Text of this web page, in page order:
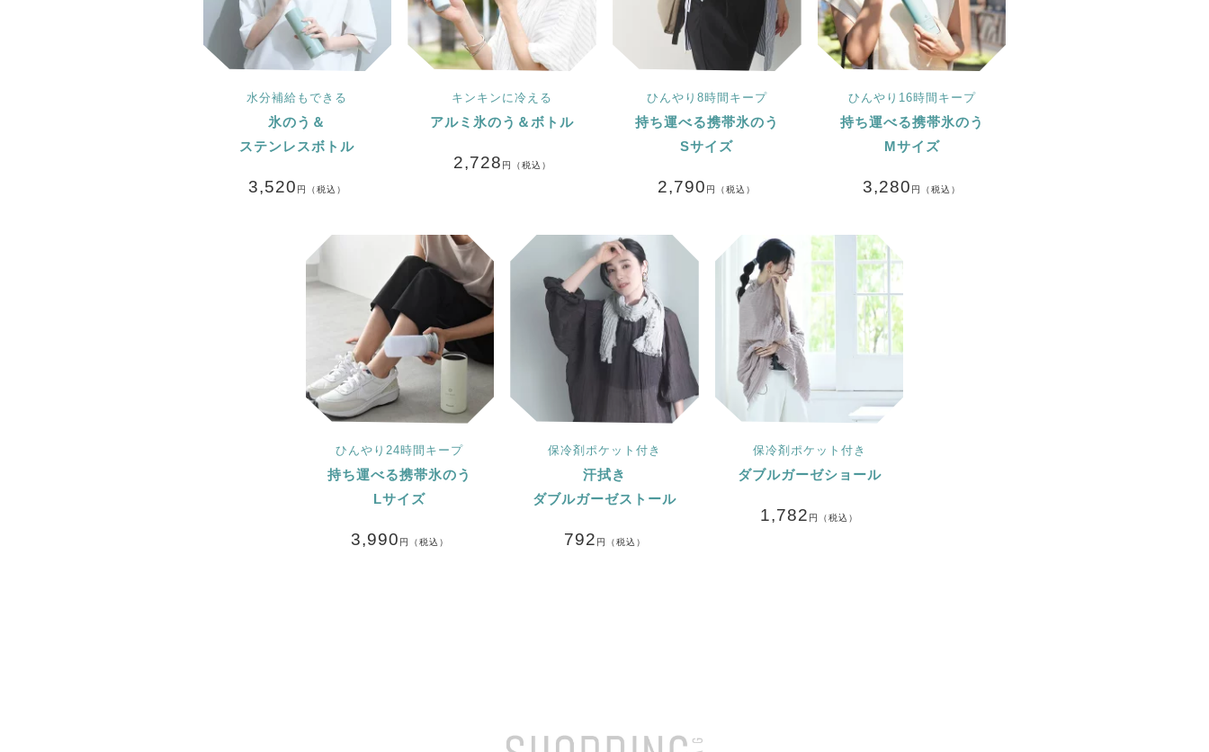
水分補給もできる
氷のう＆
ステンレスボトル
3,520 円（税込）
キンキンに冷える
アルミ氷のう＆ボトル
2,728 円（税込）
ひんやり8時間キープ
持ち運べる携帯氷のう
Sサイズ
2,790 円（税込）
ひんやり16時間キープ
持ち運べる携帯氷のう
Mサイズ
3,280 円（税込）
ひんやり24時間キープ
持ち運べる携帯氷のう
Lサイズ
3,990 円（税込）
保冷剤ポケット付き
汗拭き
ダブルガーゼストール
792 円（税込）
保冷剤ポケット付き
ダブルガーゼショール
1,782 円（税込）